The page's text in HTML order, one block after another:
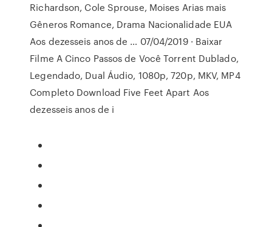
Richardson, Cole Sprouse, Moises Arias mais
Gêneros Romance, Drama Nacionalidade EUA
Aos dezesseis anos de … 07/04/2019 · Baixar
Filme A Cinco Passos de Você Torrent Dublado,
Legendado, Dual Áudio, 1080p, 720p, MKV, MP4
Completo Download Five Feet Apart Aos
dezesseis anos de i